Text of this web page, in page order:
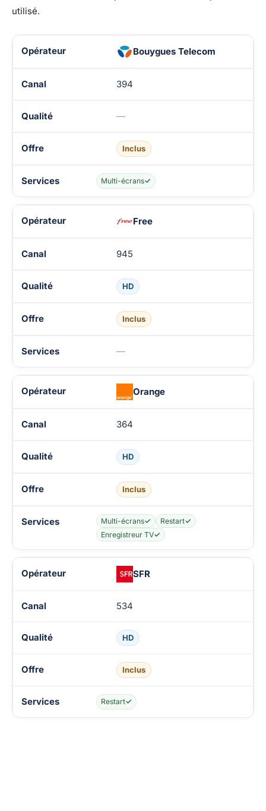
utilisé.
Disponibilité de BIP TV chez les opérateurs TV
Bouygues Telecom
394
—
Inclus
Multi-écrans✓
Free
945
HD
Inclus
—
Orange
364
HD
Inclus
Multi-écrans✓ Restart✓
Enregistreur TV✓
SFR
534
HD
Inclus
Restart✓